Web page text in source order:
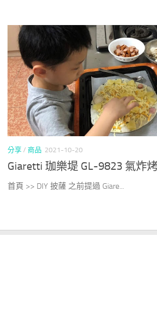
分享/ 商品 2021-10-20
Giaretti 珈樂堤 GL-9823 氣炸
首頁 >> DIY 披薩 之前提過 Giare...